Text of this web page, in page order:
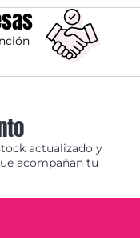
actualizado y
acompañan tu